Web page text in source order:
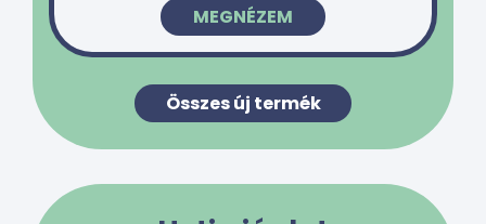
MEGNÉZEM
Összes új termék